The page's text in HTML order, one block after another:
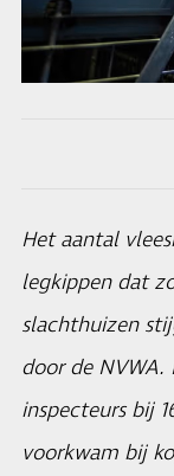
Het aantal
legkippen dat
slachthuizen
door de
inspecteurs bij
voorkwam bij